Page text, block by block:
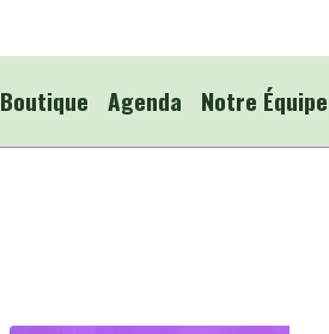
Boutique Agenda Notre Équipe